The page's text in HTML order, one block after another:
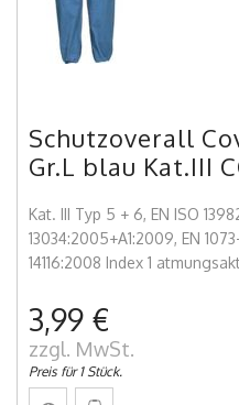
Schutzoverall
Gr.L blau Kat.III
Kat. III Typ 5 + 6, EN ISO
13034:2005+A1:2009, EN
14116:2008 Index 1
3,99 €
zzgl. MwSt.
Preis für 1 Stück.